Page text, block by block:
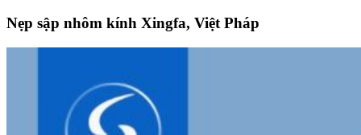
Nẹp sập nhôm kính Xingfa, Việt Pháp